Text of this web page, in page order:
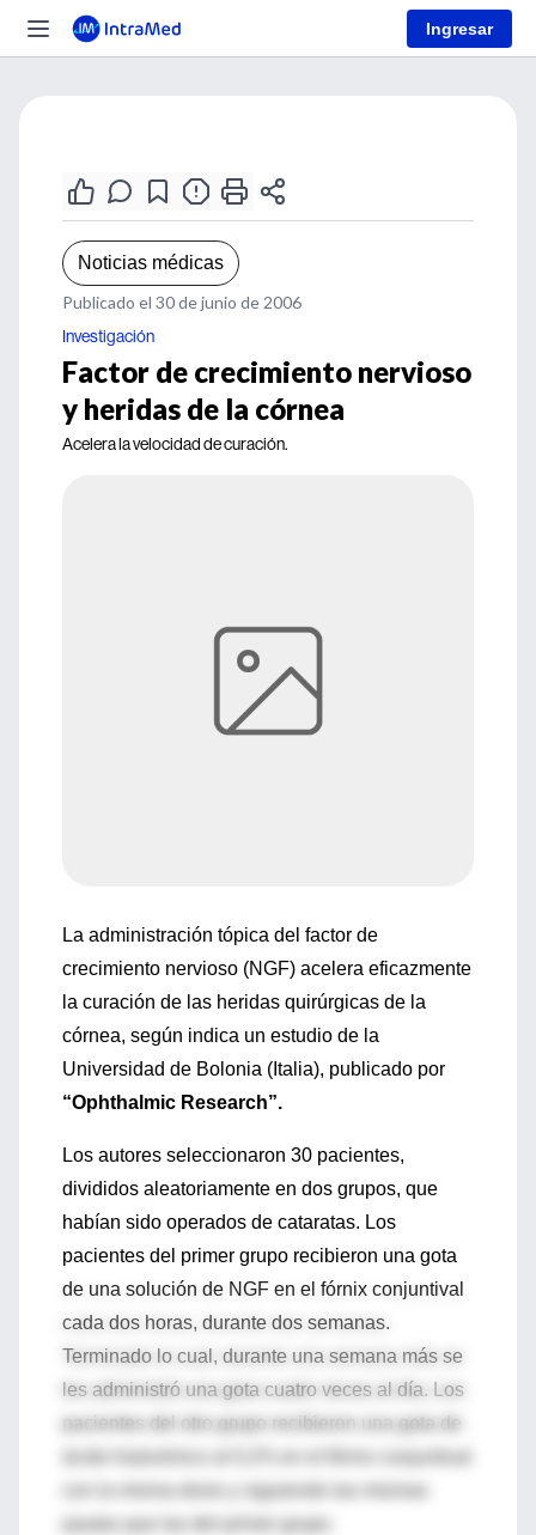
Ingresar
Noticias médicas
Publicado el 30 de junio de 2006
Investigación
Factor de crecimiento nervioso
y heridas de la córnea
Acelera la velocidad de curación.
La administración tópica del factor de
crecimiento nervioso (NGF) acelera eficazmente
la curación de las heridas quirúrgicas de la
córnea, según indica un estudio de la
Universidad de Bolonia (Italia), publicado por
“Ophthalmic Research”.
Los autores seleccionaron 30 pacientes,
divididos aleatoriamente en dos grupos, que
habían sido operados de cataratas. Los
pacientes del primer grupo recibieron una gota
de una solución de NGF en el fórnix conjuntival
cada dos horas, durante dos semanas.
Terminado lo cual, durante una semana más se
les administró una gota cuatro veces al día. Los
pacientes del otro grupo recibieron una gota de
con la misma dosis y siguiendo las mismas
pautas que las del primer grupo.